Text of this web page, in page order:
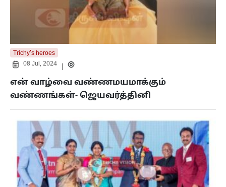
Trichy's heroes
08 Jul, 2024
என் வாழ்வை வண்ணமயமாக்கும்
வண்ணங்கள்- ஜெயவர்த்தினி